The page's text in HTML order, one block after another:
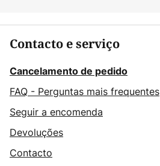
Contacto e serviço
Cancelamento de pedido
FAQ - Perguntas mais frequentes
Seguir a encomenda
Devoluções
Contacto